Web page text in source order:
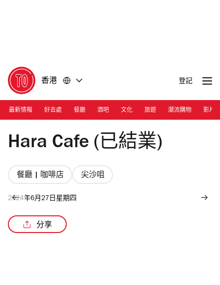
香港 登記
最新情報 好去處 餐廳 酒吧 文化 旅遊 潮流購物 影片
Photograph: Ann Chiu
Hara Cafe (已結業)
餐廳 | 咖啡店 尖沙咀
2024年6月27日星期四
分享